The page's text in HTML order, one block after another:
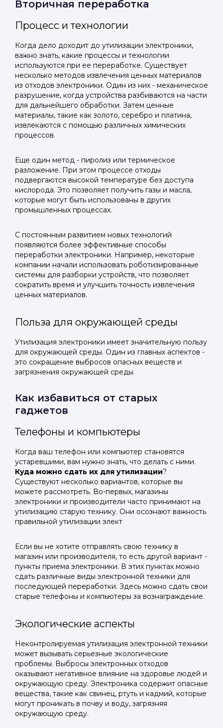
Вторичная переработка
Процесс и технологии
Когда дело доходит до утилизации электроники,
важно знать, какие процессы и технологии
используются при ее переработке. Существует
несколько методов извлечения ценных материалов
из отходов электроники. Один из них - механическое
разрушение, когда устройства разбиваются на части
для дальнейшего обработки. Затем ценные
материалы, такие как золото, серебро и платина,
извлекаются с помощью различных химических
процессов.
Еще один метод - пиролиз или термическое
разложение. При этом процессе отходы
подвергаются высокой температуре без доступа
кислорода. Это позволяет получить газы и масла,
которые могут быть использованы в других
промышленных процессах.
С постоянным развитием новых технологий
появляются более эффективные способы
переработки электроники. Например, некоторые
компании начали использовать роботизированные
системы для разборки устройств, что позволяет
сократить время и улучшить точность извлечения
ценных материалов.
Польза для окружающей среды
Утилизация электроники имеет значительную пользу
для окружающей среды. Один из главных аспектов -
это сокращение выбросов опасных веществ и
загрязнения окружающей среды.
Как избавиться от старых
гаджетов
Телефоны и компьютеры
Когда ваш телефон или компьютер становятся
устаревшими, вам нужно знать, что делать с ними.
Куда можно сдать их для утилизации?
Существуют несколько вариантов, которые вы
можете рассмотреть. Во-первых, магазины
электроники и производители часто принимают на
утилизацию старую технику. Они осознают важность
правильной утилизации элект
Если вы не хотите отправлять свою технику в
магазин или производителя, то есть другой вариант -
пункты приема электроники. В этих пунктах можно
сдать различные виды электронной техники для
последующей переработки. Здесь можно сдать свои
старые телефоны и компьютеры за вознаграждение.
Экологические аспекты
Неконтролируемая утилизация электронной техники
может вызывать серьезные экологические
проблемы. Выбросы электронных отходов
оказывают негативное влияние на здоровье людей и
окружающую среду. Электроника содержит опасные
вещества, такие как свинец, ртуть и кадмий, которые
могут проникать в почву и воду, загрязняя
окружающую среду.